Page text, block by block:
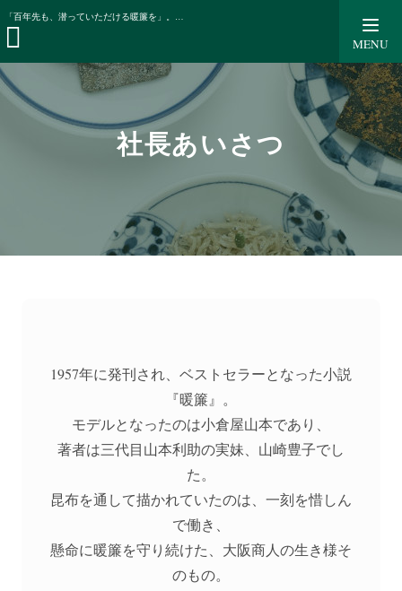
「百年先も、潜っていただける暖簾を」。代表取締役によりご挨拶。
MENU
会社案内 社長あいさつ
社長あいさつ
1957年に発刊され、ベストセラーとなった小説
『暖簾』。
モデルとなったのは小倉屋山本であり、
著者は三代目山本利助の実妹、山崎豊子でし
た。
昆布を通して描かれていたのは、一刻を惜しん
で働き、
懸命に暖簾を守り続けた、大阪商人の生き様そ
のもの。